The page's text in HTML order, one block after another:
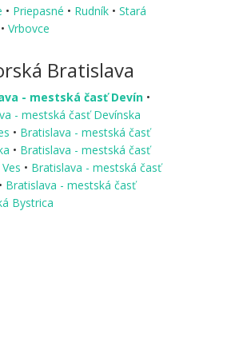
• Priepasné • Rudník • Stará
• Vrbovce
Bratislava
- mestská časť Devín •
- mestská časť Devínska
• Bratislava - mestská časť
• Bratislava - mestská časť
• Bratislava - mestská časť
• Bratislava - mestská časť
Bystrica